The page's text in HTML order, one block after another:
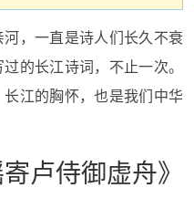
，一直是诗人们长久不衰
的长江诗词，不止一次。
江的胸怀，也是我们中华
卢侍御虚舟》